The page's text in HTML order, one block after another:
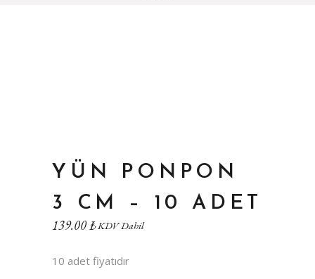
YÜN PONPON
3 CM – 10 ADET
139.00₺KDV Dahil
10 adet fiyatıdır